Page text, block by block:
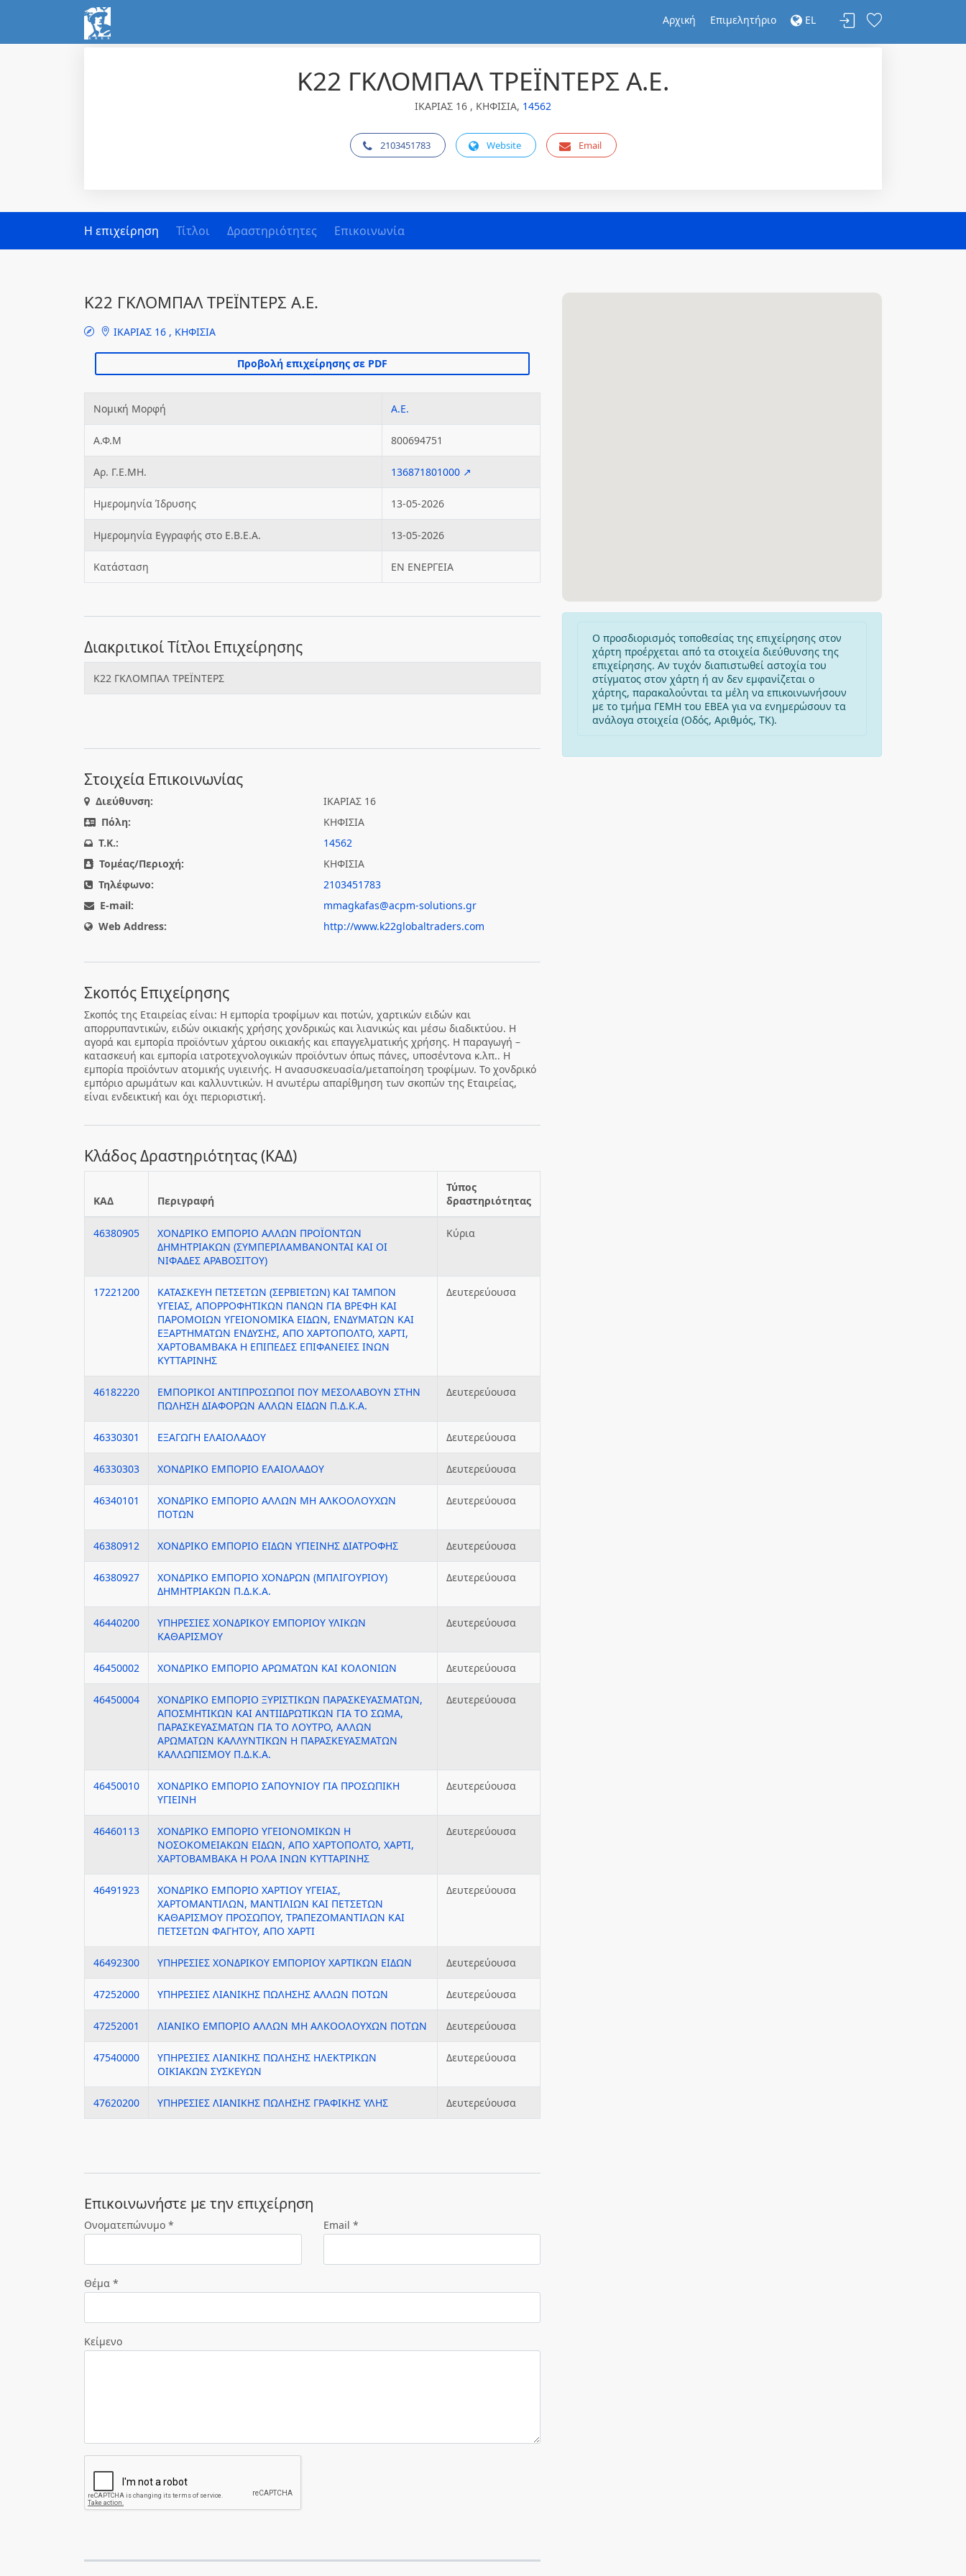
Αρχική Επιμελητήριο EL
K22 ΓΚΛΟΜΠΑΛ ΤΡΕΪΝΤΕΡΣ Α.Ε.
ΙΚΑΡΙΑΣ 16 , ΚΗΦΙΣΙΑ, 14562
2103451783 Website Email
Η επιχείρηση Τίτλοι Δραστηριότητες Επικοινωνία
K22 ΓΚΛΟΜΠΑΛ ΤΡΕΪΝΤΕΡΣ Α.Ε.
ΙΚΑΡΙΑΣ 16 , ΚΗΦΙΣΙΑ
Νομική Μορφή Α.Ε.
Α.Φ.Μ 800694751
Αρ. Γ.Ε.ΜΗ. 136871801000 ↗
Ημερομηνία Ίδρυσης 13-05-2026
Ημερομηνία Εγγραφής στο Ε.Β.Ε.Α. 13-05-2026
Κατάσταση ΕΝ ΕΝΕΡΓΕΙΑ
Διακριτικοί Τίτλοι Επιχείρησης
K22 ΓΚΛΟΜΠΑΛ ΤΡΕΪΝΤΕΡΣ
Στοιχεία Επικοινωνίας
Διεύθυνση:
ΙΚΑΡΙΑΣ 16
Πόλη:
ΚΗΦΙΣΙΑ
T.K.:
14562
Τομέας/Περιοχή:
ΚΗΦΙΣΙΑ
Τηλέφωνο:
2103451783
E-mail:
mmagkafas@acpm-solutions.gr
Web Address:
http://www.k22globaltraders.com
Σκοπός Επιχείρησης
Σκοπός της Εταιρείας είναι: Η εμπορία τροφίμων και ποτών, χαρτικών ειδών και
απορρυπαντικών, ειδών οικιακής χρήσης χονδρικώς και λιανικώς και μέσω διαδικτύου. Η
αγορά και εμπορία προϊόντων χάρτου οικιακής και επαγγελματικής χρήσης. Η παραγωγή –
κατασκευή και εμπορία ιατροτεχνολογικών προϊόντων όπως πάνες, υποσέντονα κ.λπ.. Η
εμπορία προϊόντων ατομικής υγιεινής. Η ανασυσκευασία/μεταποίηση τροφίμων. Το χονδρικό
εμπόριο αρωμάτων και καλλυντικών. Η ανωτέρω απαρίθμηση των σκοπών της Εταιρείας,
είναι ενδεικτική και όχι περιοριστική.
Κλάδος Δραστηριότητας (ΚΑΔ)
ΚΑΔ Περιγραφή
Τύπος
δραστηριότητας
46380905
ΧΟΝΔΡΙΚΟ ΕΜΠΟΡΙΟ ΑΛΛΩΝ ΠΡΟΪΟΝΤΩΝ
ΔΗΜΗΤΡΙΑΚΩΝ (ΣΥΜΠΕΡΙΛΑΜΒΑΝΟΝΤΑΙ ΚΑΙ ΟΙ
ΝΙΦΑΔΕΣ ΑΡΑΒΟΣΙΤΟΥ)
Κύρια
17221200
ΚΑΤΑΣΚΕΥΗ ΠΕΤΣΕΤΩΝ (ΣΕΡΒΙΕΤΩΝ) ΚΑΙ ΤΑΜΠΟΝ
ΥΓΕΙΑΣ, ΑΠΟΡΡΟΦΗΤΙΚΩΝ ΠΑΝΩΝ ΓΙΑ ΒΡΕΦΗ ΚΑΙ
ΠΑΡΟΜΟΙΩΝ ΥΓΕΙΟΝΟΜΙΚΑ ΕΙΔΩΝ, ΕΝΔΥΜΑΤΩΝ ΚΑΙ
ΕΞΑΡΤΗΜΑΤΩΝ ΕΝΔΥΣΗΣ, ΑΠΟ ΧΑΡΤΟΠΟΛΤΟ, ΧΑΡΤΙ,
ΧΑΡΤΟΒΑΜΒΑΚΑ Η ΕΠΙΠΕΔΕΣ ΕΠΙΦΑΝΕΙΕΣ ΙΝΩΝ
ΚΥΤΤΑΡΙΝΗΣ
Δευτερεύουσα
46182220
ΕΜΠΟΡΙΚΟΙ ΑΝΤΙΠΡΟΣΩΠΟΙ ΠΟΥ ΜΕΣΟΛΑΒΟΥΝ ΣΤΗΝ
ΠΩΛΗΣΗ ΔΙΑΦΟΡΩΝ ΑΛΛΩΝ ΕΙΔΩΝ Π.Δ.Κ.Α.
Δευτερεύουσα
46330301 ΕΞΑΓΩΓΗ ΕΛΑΙΟΛΑΔΟΥ Δευτερεύουσα
46330303 ΧΟΝΔΡΙΚΟ ΕΜΠΟΡΙΟ ΕΛΑΙΟΛΑΔΟΥ Δευτερεύουσα
46340101
ΧΟΝΔΡΙΚΟ ΕΜΠΟΡΙΟ ΑΛΛΩΝ ΜΗ ΑΛΚΟΟΛΟΥΧΩΝ
ΠΟΤΩΝ
Δευτερεύουσα
46380912 ΧΟΝΔΡΙΚΟ ΕΜΠΟΡΙΟ ΕΙΔΩΝ ΥΓΙΕΙΝΗΣ ΔΙΑΤΡΟΦΗΣ Δευτερεύουσα
46380927
ΧΟΝΔΡΙΚΟ ΕΜΠΟΡΙΟ ΧΟΝΔΡΩΝ (ΜΠΛΙΓΟΥΡΙΟΥ)
ΔΗΜΗΤΡΙΑΚΩΝ Π.Δ.Κ.Α.
Δευτερεύουσα
46440200
ΥΠΗΡΕΣΙΕΣ ΧΟΝΔΡΙΚΟΥ ΕΜΠΟΡΙΟΥ ΥΛΙΚΩΝ
ΚΑΘΑΡΙΣΜΟΥ
Δευτερεύουσα
46450002 ΧΟΝΔΡΙΚΟ ΕΜΠΟΡΙΟ ΑΡΩΜΑΤΩΝ ΚΑΙ ΚΟΛΟΝΙΩΝ Δευτερεύουσα
46450004
ΧΟΝΔΡΙΚΟ ΕΜΠΟΡΙΟ ΞΥΡΙΣΤΙΚΩΝ ΠΑΡΑΣΚΕΥΑΣΜΑΤΩΝ,
ΑΠΟΣΜΗΤΙΚΩΝ ΚΑΙ ΑΝΤΙΙΔΡΩΤΙΚΩΝ ΓΙΑ ΤΟ ΣΩΜΑ,
ΠΑΡΑΣΚΕΥΑΣΜΑΤΩΝ ΓΙΑ ΤΟ ΛΟΥΤΡΟ, ΑΛΛΩΝ
ΑΡΩΜΑΤΩΝ ΚΑΛΛΥΝΤΙΚΩΝ Η ΠΑΡΑΣΚΕΥΑΣΜΑΤΩΝ
ΚΑΛΛΩΠΙΣΜΟΥ Π.Δ.Κ.Α.
Δευτερεύουσα
46450010
ΧΟΝΔΡΙΚΟ ΕΜΠΟΡΙΟ ΣΑΠΟΥΝΙΟΥ ΓΙΑ ΠΡΟΣΩΠΙΚΗ
ΥΓΙΕΙΝΗ
Δευτερεύουσα
46460113
ΧΟΝΔΡΙΚΟ ΕΜΠΟΡΙΟ ΥΓΕΙΟΝΟΜΙΚΩΝ Η
ΝΟΣΟΚΟΜΕΙΑΚΩΝ ΕΙΔΩΝ, ΑΠΟ ΧΑΡΤΟΠΟΛΤΟ, ΧΑΡΤΙ,
ΧΑΡΤΟΒΑΜΒΑΚΑ Η ΡΟΛΑ ΙΝΩΝ ΚΥΤΤΑΡΙΝΗΣ
Δευτερεύουσα
46491923
ΧΟΝΔΡΙΚΟ ΕΜΠΟΡΙΟ ΧΑΡΤΙΟΥ ΥΓΕΙΑΣ,
ΧΑΡΤΟΜΑΝΤΙΛΩΝ, ΜΑΝΤΙΛΙΩΝ ΚΑΙ ΠΕΤΣΕΤΩΝ
ΚΑΘΑΡΙΣΜΟΥ ΠΡΟΣΩΠΟΥ, ΤΡΑΠΕΖΟΜΑΝΤΙΛΩΝ ΚΑΙ
ΠΕΤΣΕΤΩΝ ΦΑΓΗΤΟΥ, ΑΠΟ ΧΑΡΤΙ
Δευτερεύουσα
46492300 ΥΠΗΡΕΣΙΕΣ ΧΟΝΔΡΙΚΟΥ ΕΜΠΟΡΙΟΥ ΧΑΡΤΙΚΩΝ ΕΙΔΩΝ Δευτερεύουσα
47252000 ΥΠΗΡΕΣΙΕΣ ΛΙΑΝΙΚΗΣ ΠΩΛΗΣΗΣ ΑΛΛΩΝ ΠΟΤΩΝ Δευτερεύουσα
47252001 ΛΙΑΝΙΚΟ ΕΜΠΟΡΙΟ ΑΛΛΩΝ ΜΗ ΑΛΚΟΟΛΟΥΧΩΝ ΠΟΤΩΝ Δευτερεύουσα
47540000
ΥΠΗΡΕΣΙΕΣ ΛΙΑΝΙΚΗΣ ΠΩΛΗΣΗΣ ΗΛΕΚΤΡΙΚΩΝ
ΟΙΚΙΑΚΩΝ ΣΥΣΚΕΥΩΝ
Δευτερεύουσα
47620200 ΥΠΗΡΕΣΙΕΣ ΛΙΑΝΙΚΗΣ ΠΩΛΗΣΗΣ ΓΡΑΦΙΚΗΣ ΥΛΗΣ Δευτερεύουσα
Eπικοινωνήστε με την επιχείρηση
Ονοματεπώνυμο * Email *
Θέμα *
Κείμενο
Ο προσδιορισμός τοποθεσίας της επιχείρησης στον
χάρτη προέρχεται από τα στοιχεία διεύθυνσης της
επιχείρησης. Αν τυχόν διαπιστωθεί αστοχία του
στίγματος στον χάρτη ή αν δεν εμφανίζεται ο
χάρτης, παρακαλούνται τα μέλη να επικοινωνήσουν
με το τμήμα ΓΕΜΗ του ΕΒΕΑ για να ενημερώσουν τα
ανάλογα στοιχεία (Οδός, Αριθμός, ΤΚ).